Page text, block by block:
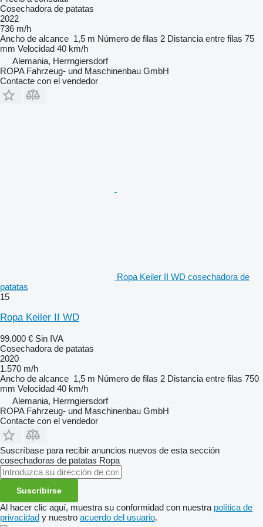
Cosechadora de patatas
2022
736 m/h
Ancho de alcance 1,5 m Número de filas 2 Distancia entre filas 75
mm Velocidad 40 km/h
Alemania, Herrngiersdorf
ROPA Fahrzeug- und Maschinenbau GmbH
Contacte con el vendedor
Ropa Keiler II WD cosechadora de
patatas
15
Ropa Keiler II WD
99.000 € Sin IVA
Cosechadora de patatas
2020
1.570 m/h
Ancho de alcance 1,5 m Número de filas 2 Distancia entre filas 750
mm Velocidad 40 km/h
Alemania, Herrngiersdorf
ROPA Fahrzeug- und Maschinenbau GmbH
Contacte con el vendedor
Suscríbase para recibir anuncios nuevos de esta sección
cosechadoras de patatas Ropa
Suscribirse
Al hacer clic aquí, muestra su conformidad con nuestra política de
privacidad y nuestro acuerdo del usuario.